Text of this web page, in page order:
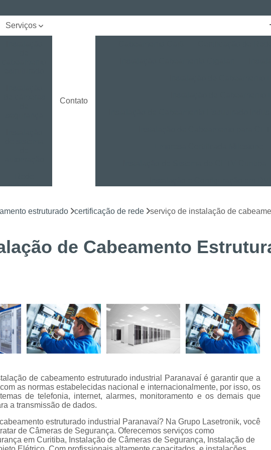
Serviços
elétrica e
Segurança
instalação
de câmeras
Contato
Instalação LPR para CFTV
Licença
Alarme de Incêndio BOSCH Curitiba
Instalação e Manutenção de Catracas
Integração de Sistema de
Instalação de Energia Solar
Manutenção de Energia Solar Curitiba
Projeto e Instalação de SPDA
Alarme de Intrusão BOSCH
Alarme
Alarme Fibra Perimetral
Cofres
estruturado certificação de rede serviço de instalação de
de Cabeamento
de cabeamento estruturado industrial Paranavaí é garantir que a
as normas estabelecidas nacional e internacionalmente, por isso, os
de telefonia, internet, alarmes, monitoramento e os demais que
a transmissão de dados.
estruturado industrial Paranavaí? Na Grupo Lasetronik, você
de Câmeras de Segurança. Oferecemos serviços como
em Curitiba, Instalação de Câmeras de Segurança, Instalação de